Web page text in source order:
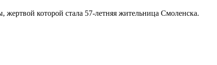
которой стала 57-летняя жительница Смоленска.